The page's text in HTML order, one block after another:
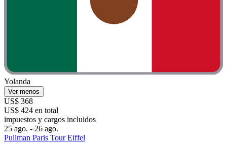
Yolanda
Ver menos
US$ 368
US$ 424 en total
impuestos y cargos incluidos
25 ago. - 26 ago.
Pullman Paris Tour Eiffel